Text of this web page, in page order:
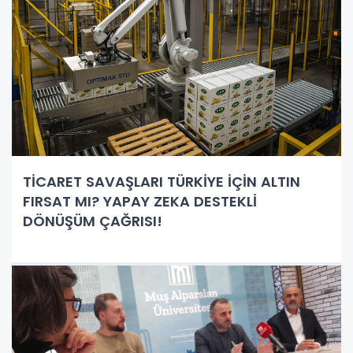
TİCARET SAVAŞLARI TÜRKİYE İÇİN ALTIN
FIRSAT MI? YAPAY ZEKA DESTEKLİ
DÖNÜŞÜM ÇAĞRISI!